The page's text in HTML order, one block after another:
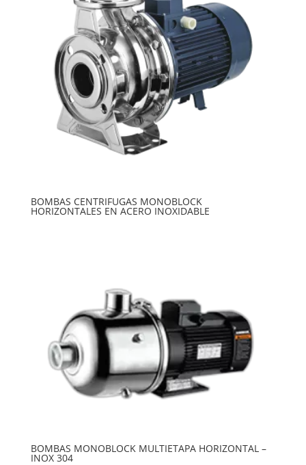
BOMBAS CENTRIFUGAS MONOBLOCK
HORIZONTALES EN ACERO INOXIDABLE
BOMBAS MONOBLOCK MULTIETAPA HORIZONTAL –
INOX 304